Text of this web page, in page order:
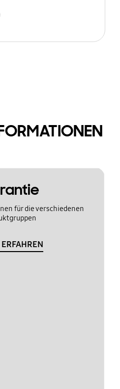
für die verschiedenen